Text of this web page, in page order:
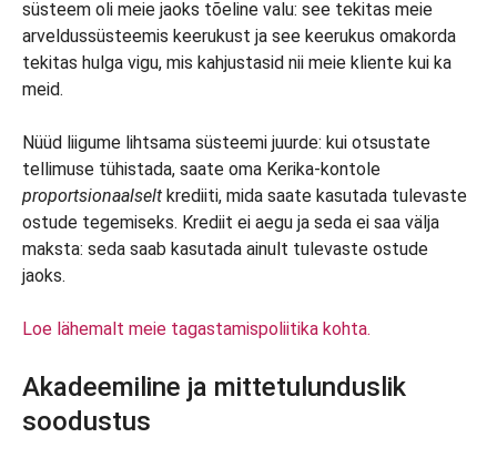
süsteem oli meie jaoks tõeline valu: see tekitas meie
arveldussüsteemis keerukust ja see keerukus omakorda
tekitas hulga vigu, mis kahjustasid nii meie kliente kui ka
meid.
Nüüd liigume lihtsama süsteemi juurde: kui otsustate
tellimuse tühistada, saate oma Kerika-kontole
proportsionaalselt krediiti, mida saate kasutada tulevaste
ostude tegemiseks. Krediit ei aegu ja seda ei saa välja
maksta: seda saab kasutada ainult tulevaste ostude
jaoks.
Loe lähemalt meie tagastamispoliitika kohta.
Akadeemiline ja mittetulunduslik
soodustus